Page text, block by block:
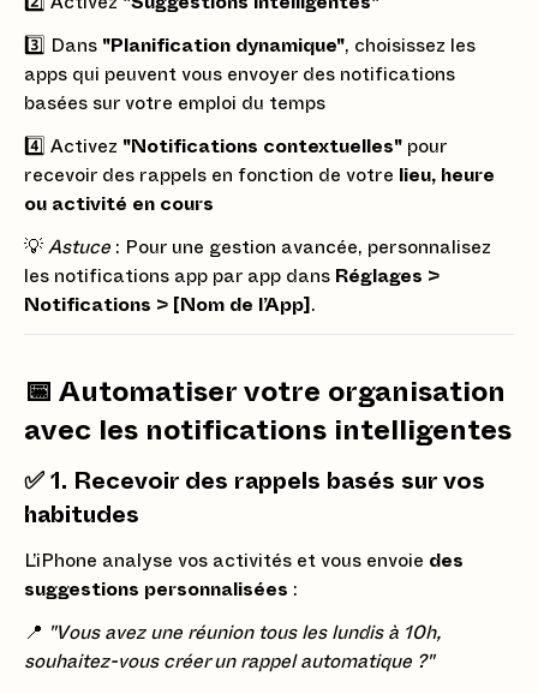
3️⃣ Dans "Planification dynamique", choisissez les
apps qui peuvent vous envoyer des notifications
basées sur votre emploi du temps
4️⃣ Activez "Notifications contextuelles" pour
recevoir des rappels en fonction de votre
lieu, heure
ou activité en cours
💡 Astuce : Pour une gestion avancée, personnalisez
les notifications app par app dans Réglages >
Notifications > [Nom de l’App] .
📅 Automatiser votre organisation
avec les notifications intelligentes
✅ 1. Recevoir des rappels basés sur vos
habitudes
L’iPhone analyse vos activités et vous envoie des
suggestions personnalisées :
📍 "Vous avez une réunion tous les lundis à 10h,
souhaitez-vous créer un rappel automatique ?"